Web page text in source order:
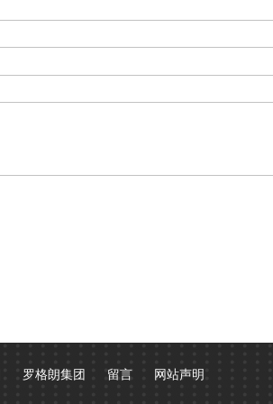
罗格朗集团 留言 网站声明